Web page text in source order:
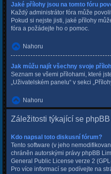
Jaké přílohy jsou na tomto fóru
Každý administrátor fóra může
Pokud si nejste jisti, jaké přílohy
fóra a požádejte ho o pomoc.
Nahoru
Jak můžu najít všechny svoje
Seznam se všemi přílohami, které
„Uživatelském panelu“ v sekci
Nahoru
Záležitosti týkající se phpBB
Kdo napsal toto diskusní fórum?
Tento software (v jeho
chráněn autorskými právy phpBB
General Public License verze 2
Pro více informací se podívejte na